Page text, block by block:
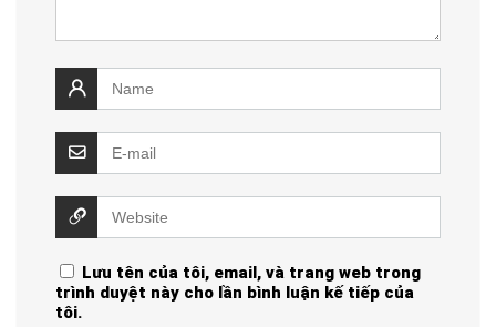
Lưu tên của tôi, email, và trang web trong
trình duyệt này cho lần bình luận kế tiếp của
tôi.